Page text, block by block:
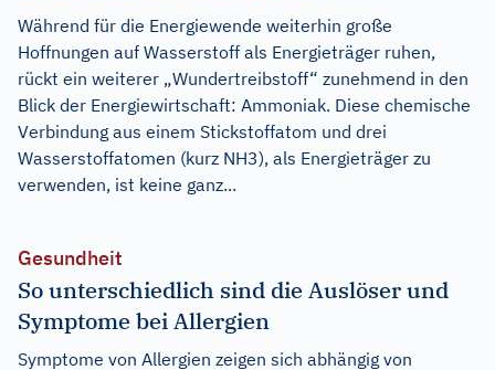
Während für die Energiewende weiterhin große
Hoffnungen auf Wasserstoff als Energieträger ruhen,
rückt ein weiterer „Wundertreibstoff“ zunehmend in den
Blick der Energiewirtschaft: Ammoniak. Diese chemische
Verbindung aus einem Stickstoffatom und drei
Wasserstoffatomen (kurz NH3), als Energieträger zu
verwenden, ist keine ganz...
Gesundheit
So unterschiedlich sind die Auslöser und
Symptome bei Allergien
Symptome von Allergien zeigen sich abhängig von